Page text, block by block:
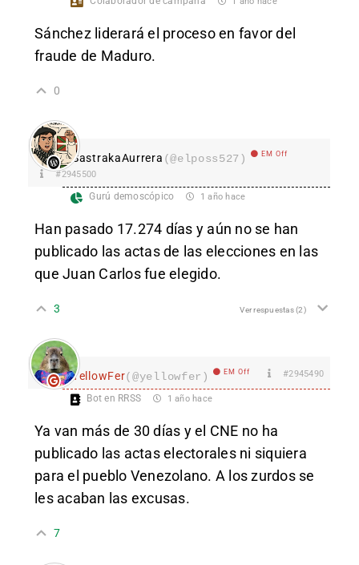
Sánchez liderará el proceso en favor del
fraude de Maduro.
0
SastrakaAurrera (@elposs527) EM Off
#2945500
Gurú demoscópico 1 año hace
Han pasado 17.274 días y aún no se han
publicado las actas de las elecciones en las
que Juan Carlos fue elegido.
3 Ver respuestas(2)
YellowFer(@yellowfer) EM Off #2945490
Bot en RRSS 1 año hace
Ya van más de 30 días y el CNE no ha
publicado las actas electorales ni siquiera
para el pueblo Venezolano. A los zurdos se
les acaban las excusas.
7